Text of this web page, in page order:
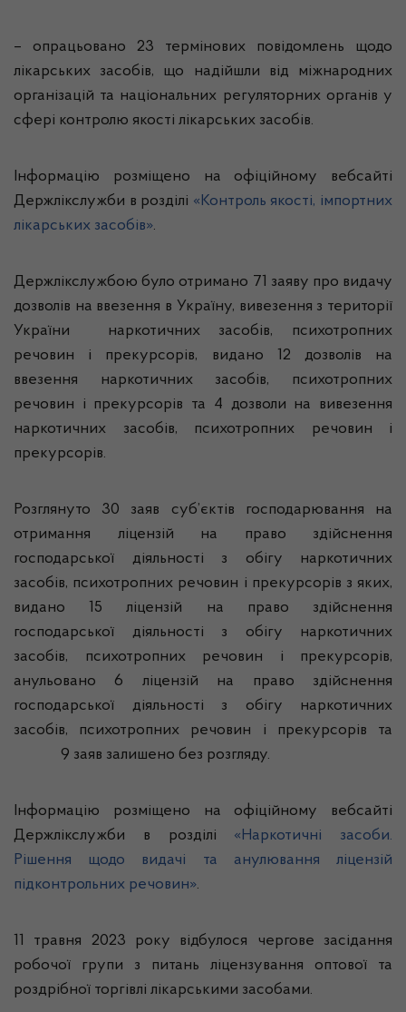
– опрацьовано 23 термінових
повідомлень щодо
лікарських засобів, що надійшли від міжнародних
організацій та національних регуляторних органів у
сфері контролю якості лікарських засобів.
Інформацію розміщено на офіційному вебсайті
Держлікслужби в розділі «Контроль якості, імпортних
лікарських засобів».
Держлікслужбою було отримано 71 заяву про видачу
дозволів на ввезення в Україну, вивезення з території
України наркотичних засобів, психотропних
речовин і прекурсорів, видано 12 дозволів на
ввезення наркотичних засобів, психотропних
речовин і прекурсорів та 4 дозволи на вивезення
наркотичних засобів, психотропних речовин і
прекурсорів.
Розглянуто 30 заяв суб’єктів господарювання на
отримання ліцензій на право здійснення
господарської діяльності з обігу наркотичних
засобів, психотропних речовин і прекурсорів з яких,
видано 15 ліцензій на право здійснення
господарської діяльності з обігу наркотичних
засобів, психотропних речовин і прекурсорів,
анульовано 6 ліцензій на право здійснення
господарської діяльності з обігу наркотичних
засобів, психотропних речовин і прекурсорів та
9 заяв залишено без розгляду.
Інформацію розміщено на офіційному вебсайті
Держлікслужби в розділі «Наркотичні засоби.
Рішення щодо видачі та анулювання ліцензій
підконтрольних речовин».
11 травня 2023 року відбулося чергове засідання
робочої групи з питань ліцензування оптової та
роздрібної торгівлі лікарськими засобами.